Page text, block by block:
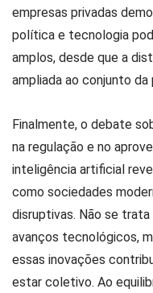
empresas privadas
política e tecnologia
amplos, desde que a
ampliada ao conjunto da
Finalmente, o debate
na regulação e no
inteligência artificial
como sociedades
disruptivas. Não se
avanços tecnológicos,
essas inovações
estar coletivo. Ao